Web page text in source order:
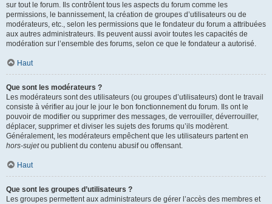
sur tout le forum. Ils contrôlent tous les aspects du forum comme les
permissions, le bannissement, la création de groupes d’utilisateurs ou de
modérateurs, etc., selon les permissions que le fondateur du forum a attribuées
aux autres administrateurs. Ils peuvent aussi avoir toutes les capacités de
modération sur l’ensemble des forums, selon ce que le fondateur a autorisé.
Haut
Que sont les modérateurs ?
Les modérateurs sont des utilisateurs (ou groupes d’utilisateurs) dont le travail
consiste à vérifier au jour le jour le bon fonctionnement du forum. Ils ont le
pouvoir de modifier ou supprimer des messages, de verrouiller, déverrouiller,
déplacer, supprimer et diviser les sujets des forums qu’ils modèrent.
Généralement, les modérateurs empêchent que les utilisateurs partent en
hors-sujetou publient du contenu abusif ou offensant.
Haut
Que sont les groupes d’utilisateurs ?
Les groupes permettent aux administrateurs de gérer l’accès des membres et